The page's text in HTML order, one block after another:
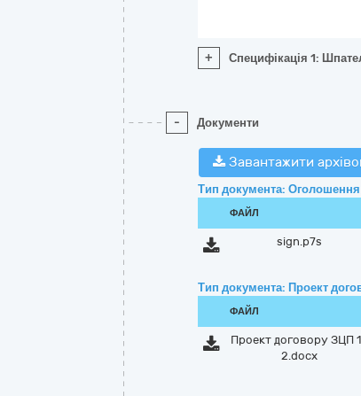
+ Специфікація 1:
- Документи
Завантажити
Тип документа: Оголошення
ФАЙЛ
sign.p7s
Тип документа: Проект
ФАЙЛ
Проект договору ЗЦП
2.docx